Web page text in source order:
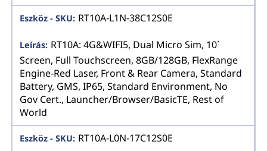
RT10A-L1N-38C12S0E
RT10A: 4G&WIFI5, Dual Micro Sim, 10´
Screen, Full Touchscreen, 8GB/128GB, FlexRange
Engine-Red Laser, Front & Rear Camera, Standard
Battery, GMS, IP65, Standard Environment, No
Gov Cert., Launcher/Browser/BasicTE, Rest of
World
RT10A-L0N-17C12S0E